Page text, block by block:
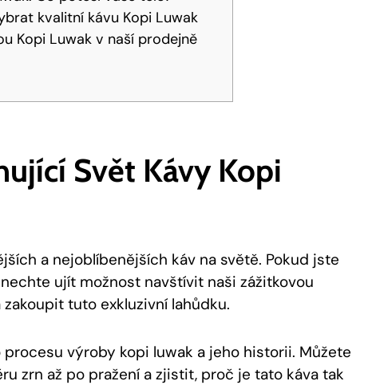
kvalitní kávu Kopi Luwak
Kopi Luwak v naší prodejně
Svět Kávy Kopi
a nejoblíbenějších káv na světě. Pokud jste
ujít možnost navštívit naši zážitkovou
tuto exkluzivní lahůdku.
výroby kopi luwak a jeho historii. Můžete
zrn až po pražení a zjistit, proč je tato káva tak